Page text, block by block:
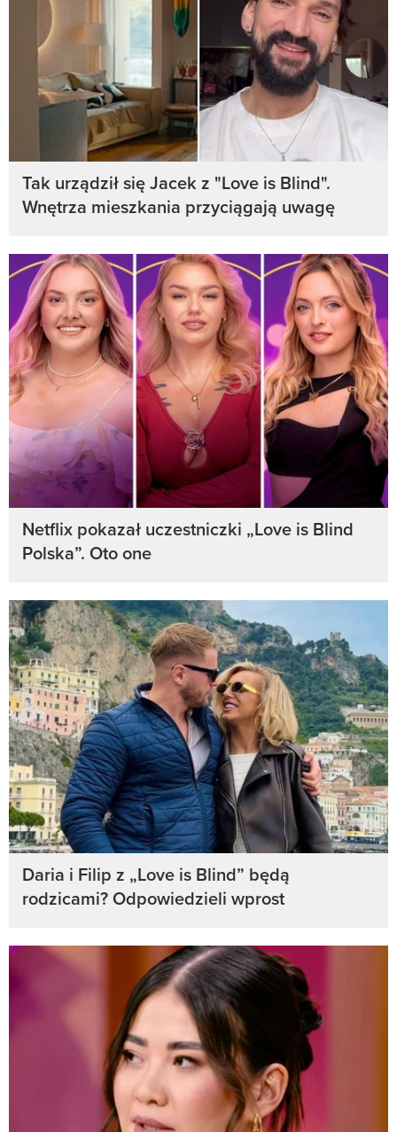
Tak urządził się Jacek z "Love is Blind".
Wnętrza mieszkania przyciągają uwagę
Netflix pokazał uczestniczki „Love is Blind
Polska”. Oto one
Daria i Filip z „Love is Blind” będą
rodzicami? Odpowiedzieli wprost